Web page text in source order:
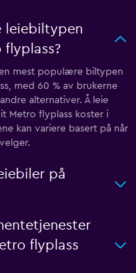
leiebiltypen
mest populære biltypen
med 60 % av brukerne
alternativer. Å leie
Metro flyplass koster i
kan variere basert på når
på
flyplass